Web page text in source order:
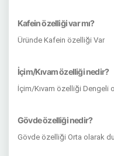
Kafein özelliği var mı?
Üründe Kafein özelliği Var
İçim/Kıvam özelliği nedir?
İçim/Kıvam özelliği Dengeli
Gövde özelliği nedir?
Gövde özelliği Orta olarak